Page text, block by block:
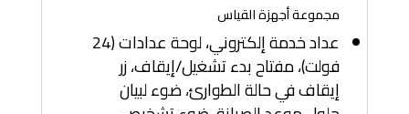
مجموعة أجهزة القياس
عداد خدمة إلكتروني، لوحة عدادات (24
فولت)، مفتاح بدء تشغيل/إيقاف، زر
إيقاف في حالة الطوارئ، ضوء لبيان